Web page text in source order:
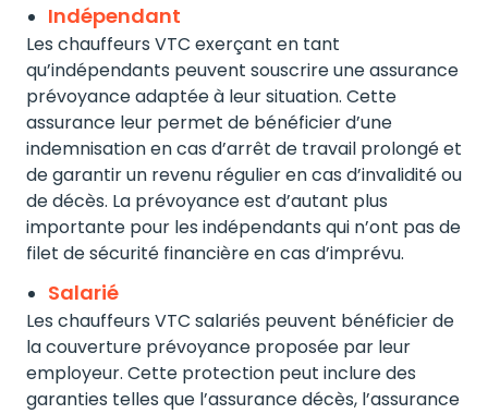
Indépendant
Les chauffeurs VTC exerçant en tant
qu’indépendants peuvent souscrire une assurance
prévoyance adaptée à leur situation. Cette
assurance leur permet de bénéficier d’une
indemnisation en cas d’arrêt de travail prolongé et
de garantir un revenu régulier en cas d’invalidité ou
de décès. La prévoyance est d’autant plus
importante pour les indépendants qui n’ont pas de
filet de sécurité financière en cas d’imprévu.
Salarié
Les chauffeurs VTC salariés peuvent bénéficier de
la couverture prévoyance proposée par leur
employeur. Cette protection peut inclure des
garanties telles que l’assurance décès, l’assurance